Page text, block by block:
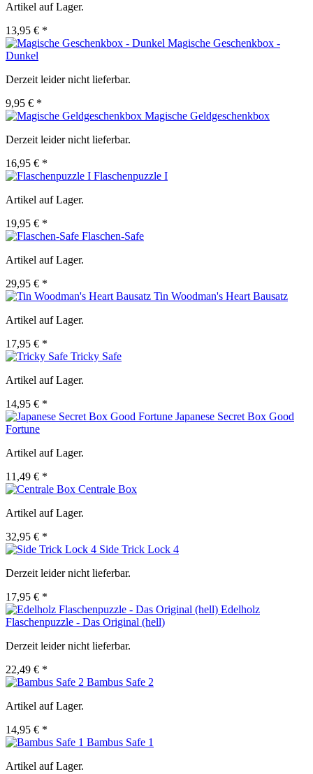
Artikel auf Lager.
13,95 € *
Magische Geschenkbox -
Dunkel
Derzeit leider nicht lieferbar.
9,95 € *
Magische Geldgeschenkbox
Derzeit leider nicht lieferbar.
16,95 € *
Flaschenpuzzle I
Artikel auf Lager.
19,95 € *
Flaschen-Safe
Artikel auf Lager.
29,95 € *
Tin Woodman's Heart Bausatz
Artikel auf Lager.
17,95 € *
Tricky Safe
Artikel auf Lager.
14,95 € *
Japanese Secret Box Good
Fortune
Artikel auf Lager.
11,49 € *
Centrale Box
Artikel auf Lager.
32,95 € *
Side Trick Lock 4
Derzeit leider nicht lieferbar.
17,95 € *
Edelholz
Flaschenpuzzle - Das Original (hell)
Derzeit leider nicht lieferbar.
22,49 € *
Bambus Safe 2
Artikel auf Lager.
14,95 € *
Bambus Safe 1
Artikel auf Lager.